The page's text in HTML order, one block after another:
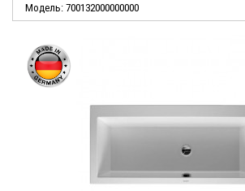
Модель: 700132000000000